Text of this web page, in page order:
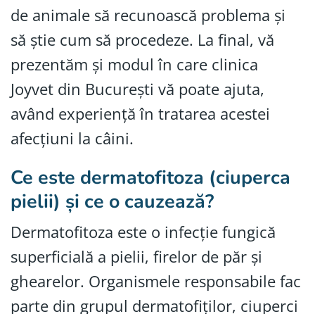
de animale să recunoască problema și
să știe cum să procedeze. La final, vă
prezentăm și modul în care clinica
Joyvet din București vă poate ajuta,
având experiență în tratarea acestei
afecțiuni la câini.
Ce este dermatofitoza (ciuperca
pielii) și ce o cauzează?
Dermatofitoza este o infecție fungică
superficială a pielii, firelor de păr și
ghearelor. Organismele responsabile fac
parte din grupul dermatofiților, ciuperci